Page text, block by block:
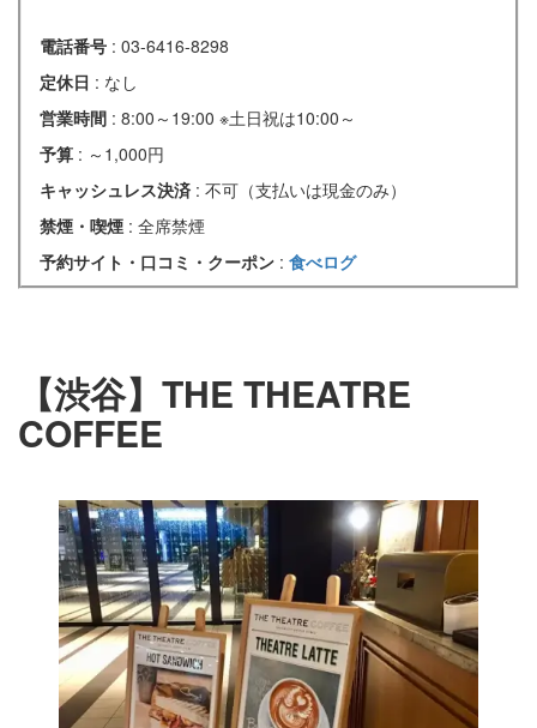
電話番号 : 03-6416-8298
定休日 : なし
営業時間 : 8:00～19:00 ※土日祝は10:00～
予算 : ～1,000円
キャッシュレス決済 : 不可（支払いは現金のみ）
禁煙・喫煙 : 全席禁煙
予約サイト・口コミ・クーポン : 食べログ
【渋谷】THE THEATRE
COFFEE